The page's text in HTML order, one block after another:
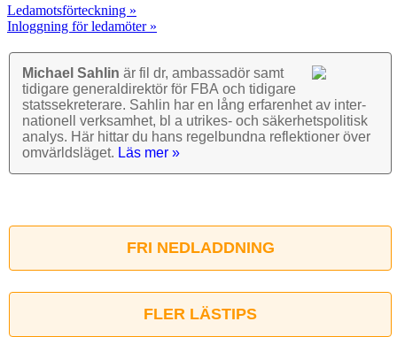
Ledamotsförteckning »
Inloggning för ledamöter »
Michael Sahlin är fil dr, ambassadör samt
tidigare general­direktör för FBA och tidigare
stats­sekre­terare. Sahlin har en lång erfarenhet av inter­
nationell verk­samhet, bl a utrikes- och säkerhets­politisk
analys. Här hittar du hans regel­bundna reflek­tioner över
omvärlds­läget. Läs mer »
FRI NEDLADDNING
FLER LÄSTIPS